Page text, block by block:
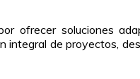
ofrecer soluciones
integral de proyectos,